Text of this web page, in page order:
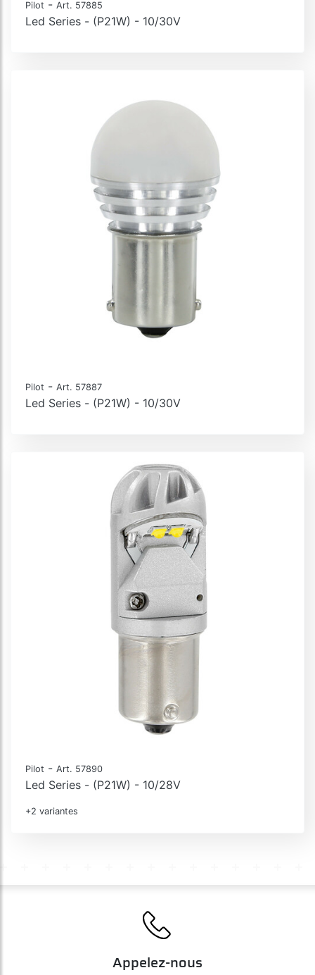
Pilot - Art. 57885
Led Series - (P21W) - 10/30V
Pilot - Art. 57887
Led Series - (P21W) - 10/30V
Pilot - Art. 57890
Led Series - (P21W) - 10/28V
+2 variantes
Appelez-nous